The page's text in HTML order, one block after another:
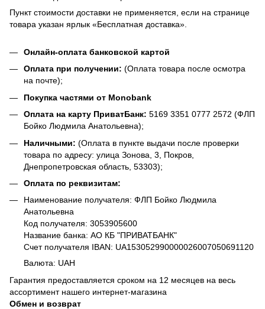
Пункт стоимости доставки не применяется, если на странице
товара указан ярлык «Бесплатная доставка».
Онлайн-оплата банковской картой
Оплата при получении: (Оплата товара после осмотра
на почте);
Покупка частями от Monobank
Оплата на карту ПриватБанк: 5169 3351 0777 2572 (ФЛП
Бойко Людмила Анатольевна);
Наличными: (Оплата в пункте выдачи после проверки
товара по адресу: улица Зонова, 3, Покров,
Днепропетровская область, 53303);
Оплата по реквизитам:
Наименование получателя: ФЛП Бойко Людмила
Анатольевна
Код получателя: 3053905600
Название банка: АО КБ "ПРИВАТБАНК"
Счет получателя IBAN: UA153052990000026007050691120
Валюта: UAH
Гарантия предоставляется сроком на 12 месяцев на весь
ассортимент нашего интернет-магазина
Обмен и возврат